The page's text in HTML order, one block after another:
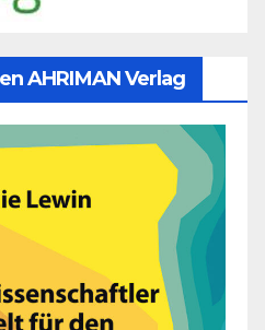
AHRIMAN Verlag